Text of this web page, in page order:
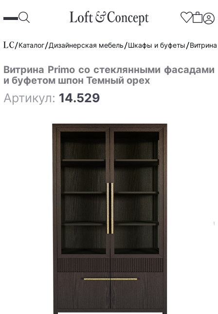
Каталог Дизайнерская мебель Шкафы и буфеты
Витрина Primo со стеклянными фасадами
и буфетом шпон Темный орех
Артикул: 14.529